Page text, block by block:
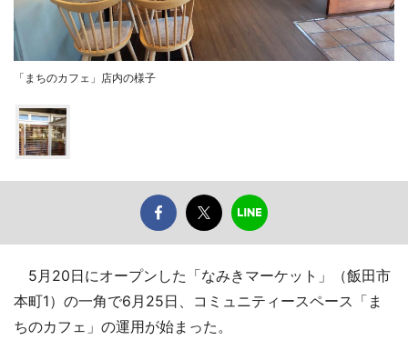
「まちのカフェ」店内の様子
5月20日にオープンした「なみきマーケット」（飯田市
本町1）の一角で6月25日、コミュニティースペース「ま
ちのカフェ」の運用が始まった。